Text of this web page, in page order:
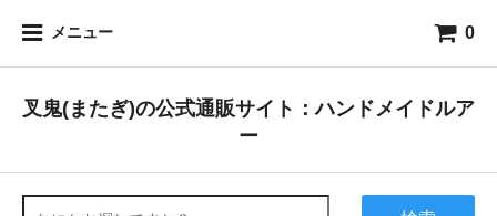
メニュー 0
叉鬼(またぎ)の公式通販サイト：ハンドメイドルア
ー